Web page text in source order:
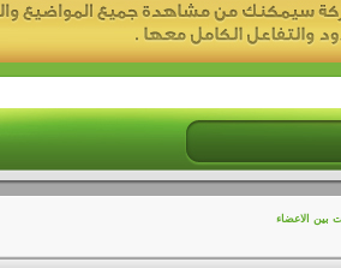
بين الاعضاء